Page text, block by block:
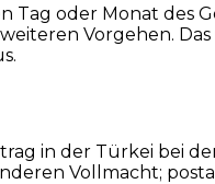
Tag oder Monat
Vorgehen.
in der Türkei bei
Vollmacht;